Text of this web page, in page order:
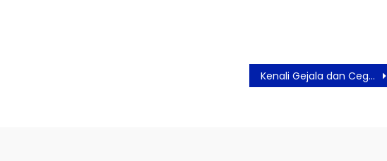
Kenali Gejala dan Cegah Anemia Lebih Awal